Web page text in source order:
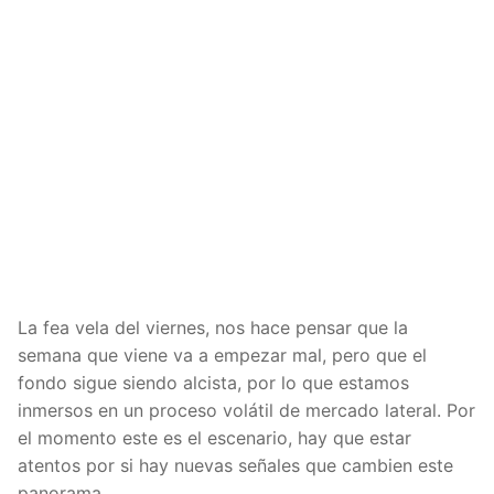
La fea vela del viernes, nos hace pensar que la
semana que viene va a empezar mal, pero que el
fondo sigue siendo alcista, por lo que estamos
inmersos en un proceso volátil de mercado lateral. Por
el momento este es el escenario, hay que estar
atentos por si hay nuevas señales que cambien este